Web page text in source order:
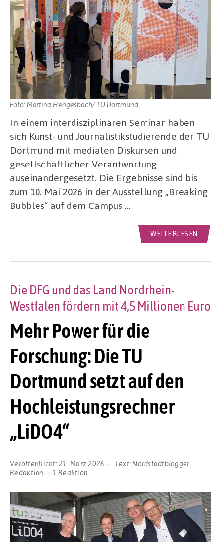
Foto: Martina Hengesbach/ TU Dortmund
In einem interdisziplinären Seminar haben
sich Kunst- und Journalistikstudierende der TU
Dortmund mit medialen Diskursen und
gesellschaftlicher Verantwortung
auseinandergesetzt. Die Ergebnisse sind bis
zum 10. Mai 2026 in der Ausstellung „Breaking
Bubbles“ auf dem Campus …
WEITERLESEN
Mehr Power für die
Forschung: Die TU
Dortmund setzt auf den
Hochleistungsrechner
„LiDO4“
Die DFG und das Land Nordrhein-
Westfalen fördern mit 4,5 Millionen Euro
Veröffentlicht:21. März 2026 Text: Nordstadtblogger-
Redaktion
1 Reaktion